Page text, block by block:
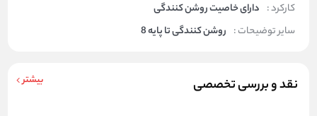
کارکرد : دارای خاصیت روشن کنندگی
سایر توضیحات : روشن کنندگی تا پایه 8
نقد و بررسی تخصصی بیشتر